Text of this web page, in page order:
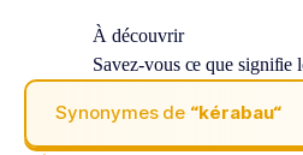
À découvrir
Savez-vous ce que signifie
Synonymes de “kérabau“